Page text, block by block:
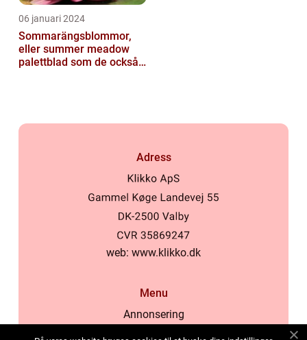
06 januari 2024
Sommarängsblommor,
eller summer meadow
palettblad som de också
Adress
web: www.klikko.dk
Menu
Annonsering